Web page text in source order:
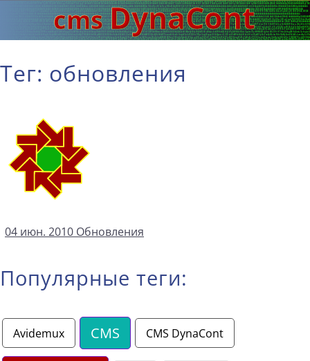
Тег: обновления
04 июн. 2010 Обновления
Популярные теги:
Avidemux CMS CMS DynaCont